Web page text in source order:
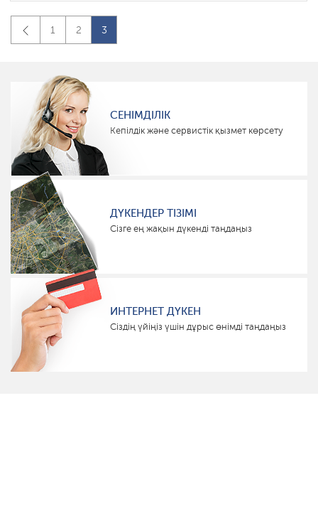
1 2 3
СЕНІМДІЛІК
Кепілдік және сервистік қызмет көрсету
ДҮКЕНДЕР ТІЗІМІ
Сізге ең жақын дүкенді таңдаңыз
ИНТЕРНЕТ ДҮКЕН
Сіздің үйіңіз үшін дұрыс өнімді таңдаңыз